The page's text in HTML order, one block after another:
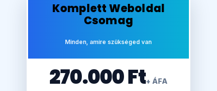
Komplett Weboldal
Csomag
Minden, amire szükséged van
270.000 Ft+ ÁFA